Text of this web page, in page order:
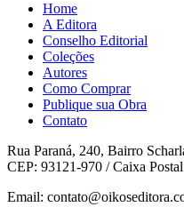
Home
A Editora
Conselho Editorial
Coleções
Autores
Como Comprar
Publique sua Obra
Contato
Rua Paraná, 240, Bairro
CEP: 93121-970 / Caixa Postal
Email: